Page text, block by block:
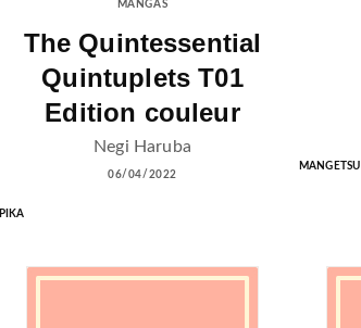
MANGAS
The Quintessential
Quintuplets T01
Edition couleur
Negi Haruba
06/04/2022
PIKA
MANGETSU